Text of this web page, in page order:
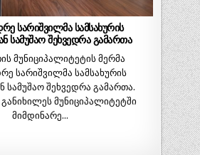
სარიშვილმა სამსახურის
სამუშაო შეხვედრა გამართა
მუნიციპალიტეტის მერმა
სარიშვილმა სამსახურის
სამუშაო შეხვედრა გამართა.
მუნიციპალიტეტში
მიმდინარე…